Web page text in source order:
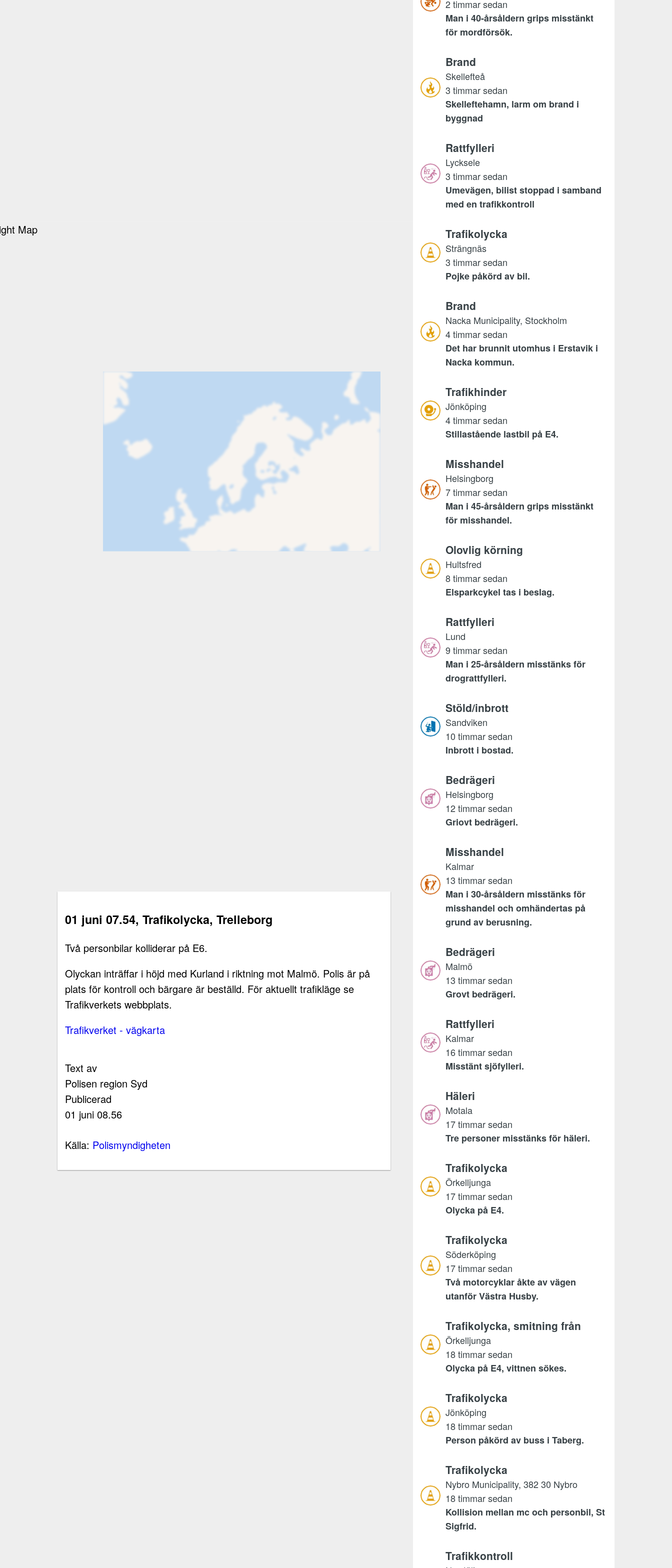
01 juni 07.54, Trafikolycka, Trelleborg
Två personbilar kolliderar på E6.
Olyckan inträffar i höjd med Kurland i riktning mot Malmö. Polis är på
plats för kontroll och bärgare är beställd. För aktuellt trafikläge se
Trafikverkets webbplats.
Trafikverket - vägkarta
Text av
Polisen region Syd
Publicerad
01 juni 08.56
Källa: Polismyndigheten
2 timmar sedan
Man i 40-årsåldern grips misstänkt
för mordförsök.
Brand
Skellefteå
3 timmar sedan
Skelleftehamn, larm om brand i
byggnad
Rattfylleri
Lycksele
3 timmar sedan
Umevägen, bilist stoppad i samband
med en trafikkontroll
Trafikolycka
Strängnäs
3 timmar sedan
Pojke påkörd av bil.
Brand
Nacka Municipality, Stockholm
4 timmar sedan
Det har brunnit utomhus i Erstavik i
Nacka kommun.
Trafikhinder
Jönköping
4 timmar sedan
Stillastående lastbil på E4.
Misshandel
Helsingborg
7 timmar sedan
Man i 45-årsåldern grips misstänkt
för misshandel.
Olovlig körning
Hultsfred
8 timmar sedan
Elsparkcykel tas i beslag.
Rattfylleri
Lund
9 timmar sedan
Man i 25-årsåldern misstänks för
drograttfylleri.
Stöld/inbrott
Sandviken
10 timmar sedan
Inbrott i bostad.
Bedrägeri
Helsingborg
12 timmar sedan
Griovt bedrägeri.
Misshandel
Kalmar
13 timmar sedan
Man i 30-årsåldern misstänks för
misshandel och omhändertas på
grund av berusning.
Bedrägeri
Malmö
13 timmar sedan
Grovt bedrägeri.
Rattfylleri
Kalmar
16 timmar sedan
Misstänt sjöfylleri.
Häleri
Motala
17 timmar sedan
Tre personer misstänks för häleri.
Trafikolycka
Örkelljunga
17 timmar sedan
Olycka på E4.
Trafikolycka
Söderköping
17 timmar sedan
Två motorcyklar åkte av vägen
utanför Västra Husby.
Trafikolycka, smitning från
Örkelljunga
18 timmar sedan
Olycka på E4, vittnen sökes.
Trafikolycka
Jönköping
18 timmar sedan
Person påkörd av buss i Taberg.
Trafikolycka
Nybro Municipality, 382 30 Nybro
18 timmar sedan
Kollision mellan mc och personbil, St
Sigfrid.
Trafikkontroll